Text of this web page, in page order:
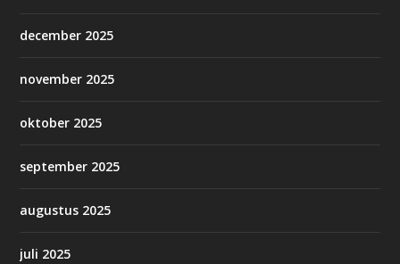
december 2025
november 2025
oktober 2025
september 2025
augustus 2025
juli 2025